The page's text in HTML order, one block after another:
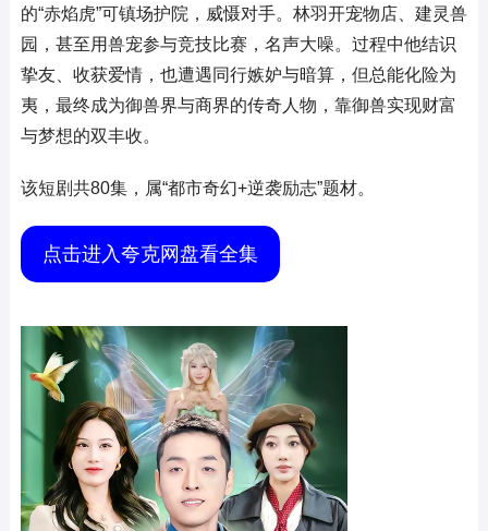
的“赤焰虎”可镇场护院，威慑对手。林羽开宠物店、建灵兽
园，甚至用兽宠参与竞技比赛，名声大噪。过程中他结识
挚友、收获爱情，也遭遇同行嫉妒与暗算，但总能化险为
夷，最终成为御兽界与商界的传奇人物，靠御兽实现财富
与梦想的双丰收。
该短剧共80集，属“都市奇幻+逆袭励志”题材。
点击进入夸克网盘看全集